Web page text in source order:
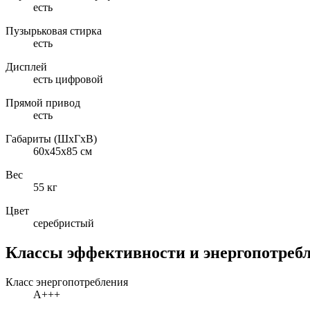
есть
Пузырьковая стирка
есть
Дисплей
есть цифровой
Прямой привод
есть
Габариты (ШxГxВ)
60x45x85 см
Вес
55 кг
Цвет
серебристый
Классы эффективности и
Класс энергопотребления
A+++